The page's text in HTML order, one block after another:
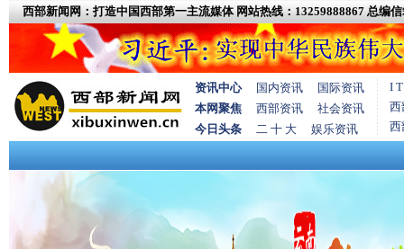
西部新闻网：打造中国西部第一主流媒体 网站热线：13259888867 总编信
资讯中心 国内资讯
国际资讯
本网聚焦
西部资讯
社会资讯
今日头条
二 十 大 娱乐资讯
I
西
西